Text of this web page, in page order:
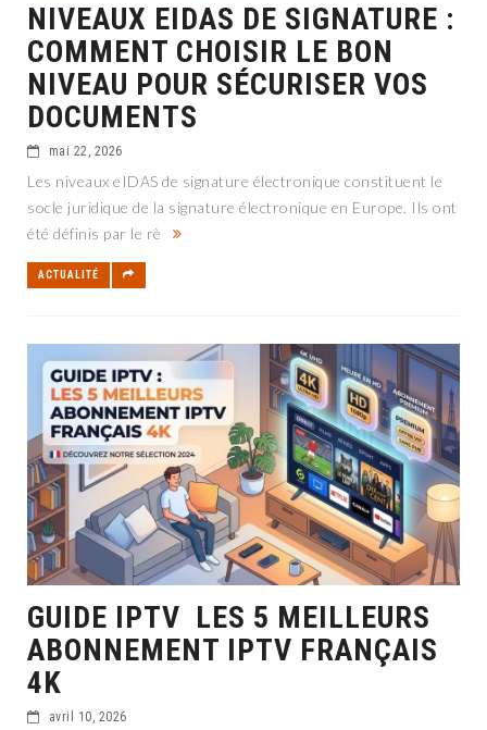
NIVEAUX EIDAS DE SIGNATURE :
COMMENT CHOISIR LE BON
NIVEAU POUR SÉCURISER VOS
DOCUMENTS
mai 22, 2026
Les niveaux eIDAS de signature électronique constituent le
socle juridique de la signature électronique en Europe. Ils ont
été définis par le rè
ACTUALITÉ
GUIDE IPTV LES 5 MEILLEURS
ABONNEMENT IPTV FRANÇAIS
4K
avril 10, 2026